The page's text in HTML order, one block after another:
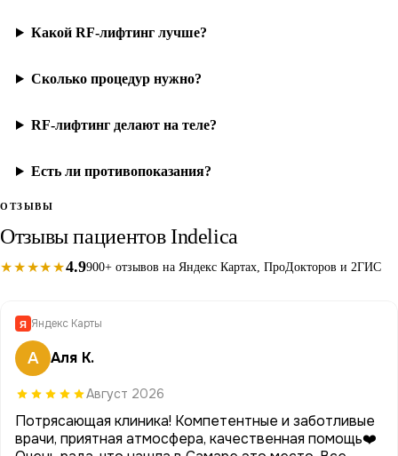
Какой RF-лифтинг лучше?
Сколько процедур нужно?
RF-лифтинг делают на теле?
Есть ли противопоказания?
ОТЗЫВЫ
Отзывы пациентов Indelica
★★★★★4.9900+ отзывов на Яндекс Картах, ПроДокторов и 2ГИС
Я Яндекс Карты
А Аля К.
Август 2026
Потрясающая клиника! Компетентные и заботливые
врачи, приятная атмосфера, качественная помощь❤️